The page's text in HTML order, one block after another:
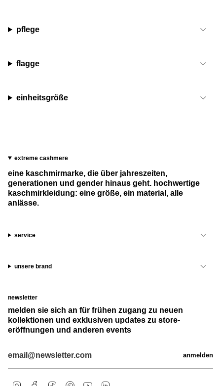
pflege
flagge
einheitsgröße
extreme cashmere
eine kaschmirmarke, die über jahreszeiten,
generationen und gender hinaus geht. hochwertige
kaschmirkleidung: eine größe, ein material, alle
anlässe.
service
unsere brand
newsletter
melden sie sich an für frühen zugang zu neuen
kollektionen und exklusiven updates zu store-
eröffnungen und anderen events
anmelden